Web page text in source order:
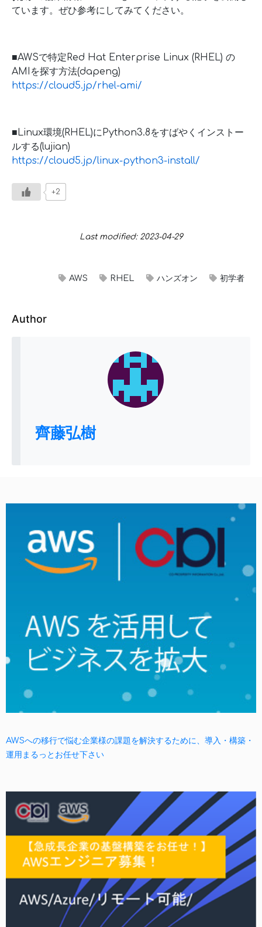
AWSへの移行で悩む企業様の課題を解決するために、導入・構築・
運用まるっとお任せ下さい
ています。ぜひ参考にしてみてください。
■AWSで特定Red Hat Enterprise Linux (RHEL) の
AMIを探す方法(dapeng)
https://cloud5.jp/rhel-ami/
■Linux環境(RHEL)にPython3.8をすばやくインストー
ルする(lujian)
https://cloud5.jp/linux-python3-install/
+2
Last modified: 2023-04-29
AWS RHEL ハンズオン 初学者
Author
齊藤弘樹